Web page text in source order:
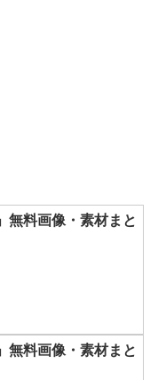
無料画像・素材まと
無料画像・素材まと